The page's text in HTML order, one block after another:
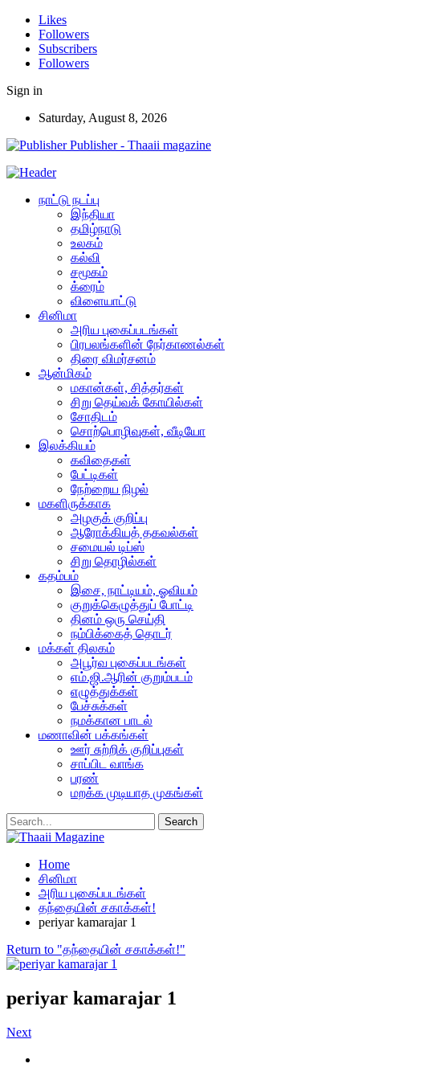
Likes
Followers
Subscribers
Followers
Sign in
Saturday, August 8, 2026
Publisher - Thaaii magazine
நாட்டு நடப்பு
இந்தியா
தமிழ்நாடு
உலகம்
கல்வி
சமூகம்
க்ரைம்
விளையாட்டு
சினிமா
அரிய புகைப்படங்கள்
பிரபலங்களின் நேர்காணல்கள்
திரை விமர்சனம்
ஆன்மிகம்
மகான்கள், சித்தர்கள்
சிறு தெய்வக் கோயில்கள்
சோதிடம்
சொற்பொழிவுகள், வீடியோ
இலக்கியம்
கவிதைகள்
பேட்டிகள்
நேற்றைய நிழல்
மகளிருக்காக
அழகுக் குறிப்பு
ஆரோக்கியத் தகவல்கள்
சமையல் டிப்ஸ்
சிறு தொழில்கள்
கதம்பம்
இசை, நாட்டியம், ஓவியம்
குறுக்கெழுத்துப் போட்டி
தினம் ஒரு செய்தி
நம்பிக்கைத் தொடர்
மக்கள் திலகம்
அபூர்வ புகைப்படங்கள்
எம்.ஜி.ஆரின் குறும்படம்
எழுத்துக்கள்
பேச்சுக்கள்
நமக்கான பாடல்
மணாவின் பக்கங்கள்
ஊர் சுற்றிக் குறிப்புகள்
சாப்பிட வாங்க
பரண்
மறக்க முடியாத முகங்கள்
Home
சினிமா
அரிய புகைப்படங்கள்
தந்தையின் சகாக்கள்!
periyar kamarajar 1
Return to "தந்தையின் சகாக்கள்!"
periyar kamarajar 1
Next